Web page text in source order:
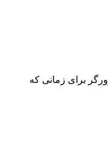
برای زمانی که